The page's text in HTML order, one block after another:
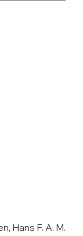
Hans F. A. M.